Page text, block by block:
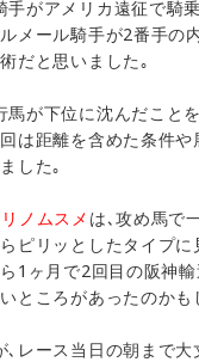
手がアメリカ遠征で騎
メール騎手が2番手の
だと思いました｡
馬が下位に沈んだこと
は距離を含めた条件や
した｡
ノムスメ は､攻め馬で
ピリッとしたタイプに
1ヶ月で2回目の阪神
ところがあったのかも
レース当日の朝まで大